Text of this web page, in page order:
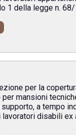
1 della legge n. 68/
per la
mansioni
a tempo
lavoratori disabili ex